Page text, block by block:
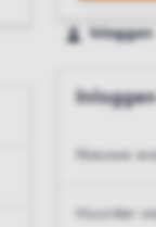
Inloggen
Nieuwe
Huurder